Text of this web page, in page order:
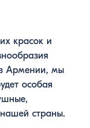
красок и
в Армении, мы
особая
страны.